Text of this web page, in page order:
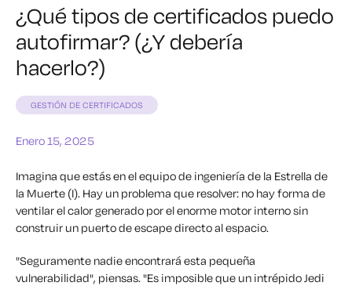
¿Qué tipos de certificados puedo
autofirmar? (¿Y debería
hacerlo?)
GESTIÓN DE CERTIFICADOS
Enero 15, 2025
Imagina que estás en el equipo de ingeniería de la Estrella de
la Muerte (I). Hay un problema que resolver: no hay forma de
ventilar el calor generado por el enorme motor interno sin
construir un puerto de escape directo al espacio.
"Seguramente nadie encontrará esta pequeña
vulnerabilidad", piensas. "Es imposible que un intrépido Jedi